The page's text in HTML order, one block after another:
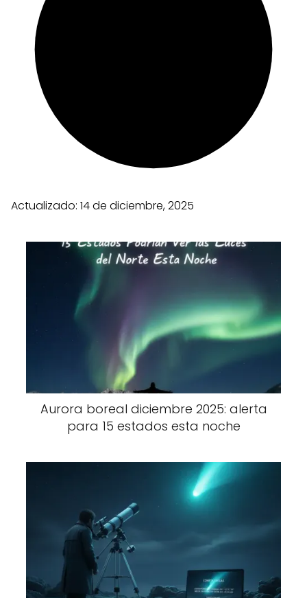
Actualizado: 14 de diciembre, 2025
Aurora boreal diciembre 2025: alerta
para 15 estados esta noche